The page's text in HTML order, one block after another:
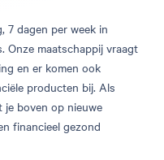
7 dagen per week in
Onze maatschappij vraagt
en er komen ook
producten bij. Als
boven op nieuwe
financieel gezond